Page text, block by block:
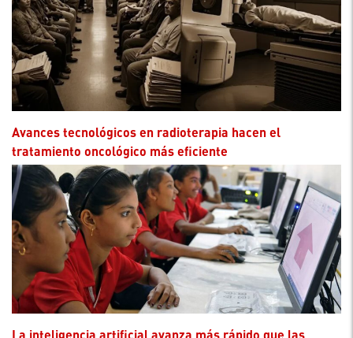
Avances tecnológicos en radioterapia hacen el
tratamiento oncológico más eficiente